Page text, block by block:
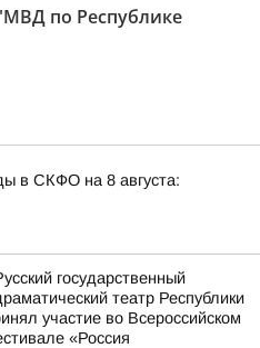
по Республике
в СКФО на 8 августа:
государственный
театр Республики
участие во Всероссийском
«Россия